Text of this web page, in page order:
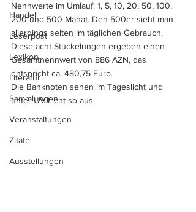
Handel
Leserpost
Lexikon
Literatur
Sammlungen
Veranstaltungen
Zitate
Ausstellungen
Nennwerte im Umlauf: 1, 5, 10, 20, 50, 100,
200 und 500 Manat. Den 500er sieht man
allerdings selten im täglichen Gebrauch.
Diese acht Stückelungen ergeben einen
Gesamtnennwert von 886 AZN, das
entspricht ca. 480,75 Euro.
Die Banknoten sehen im Tageslicht und
unter UV-Licht so aus: